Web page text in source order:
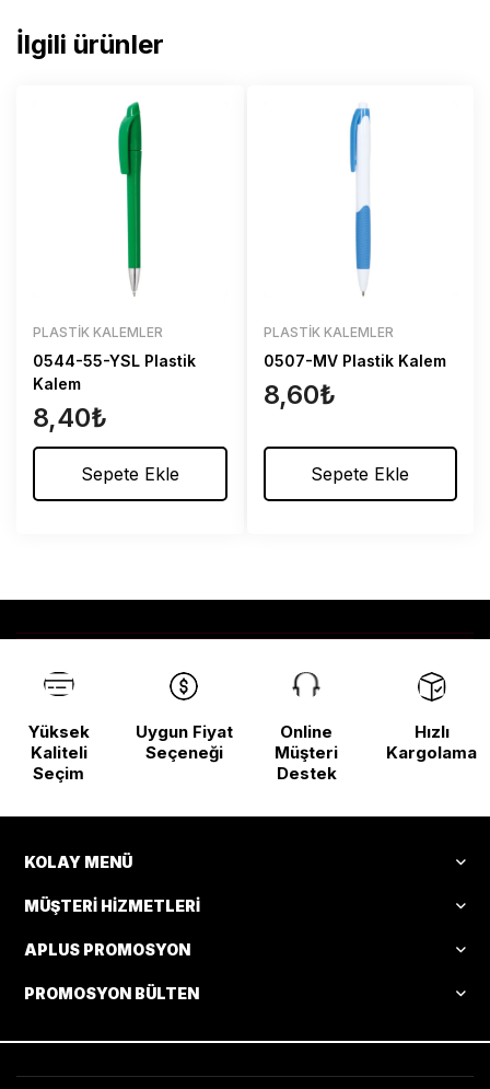
İlgili ürünler
PLASTIK KALEMLER
0544-55-YSL Plastik
Kalem
8,40₺
Sepete Ekle
PLASTIK KALEMLER
0507-MV Plastik Kalem
8,60₺
Sepete Ekle
Yüksek
Kaliteli
Seçim
Uygun Fiyat
Seçeneği
Online
Müşteri
Destek
Hızlı
Kargolama
KOLAY MENÜ
MÜŞTERI HIZMETLERI
APLUS PROMOSYON
PROMOSYON BÜLTEN